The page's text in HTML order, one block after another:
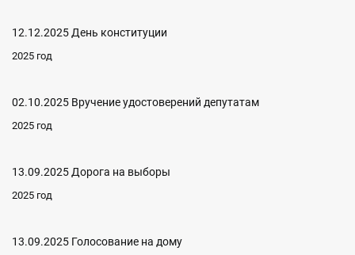
12.12.2025 День конституции
2025 год
02.10.2025 Вручение удостоверений депутатам
2025 год
13.09.2025 Дорога на выборы
2025 год
13.09.2025 Голосование на дому